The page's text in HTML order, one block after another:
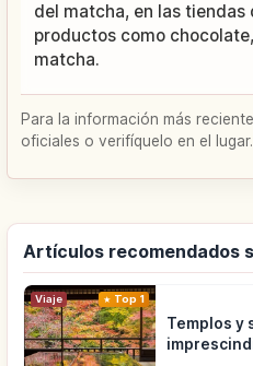
del matcha, en las
productos como
matcha.
Para la información más
oficiales o verifíquelo en el lugar.
Artículos recomendados
Viaje Top 1
Templos y